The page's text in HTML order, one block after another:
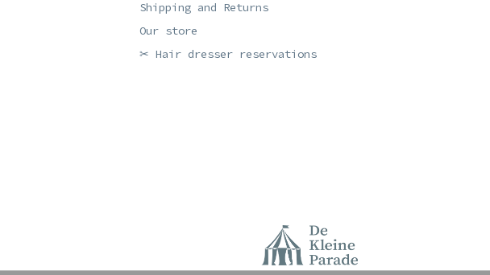
Shipping and Returns
Our store
✂ Hair dresser reservations